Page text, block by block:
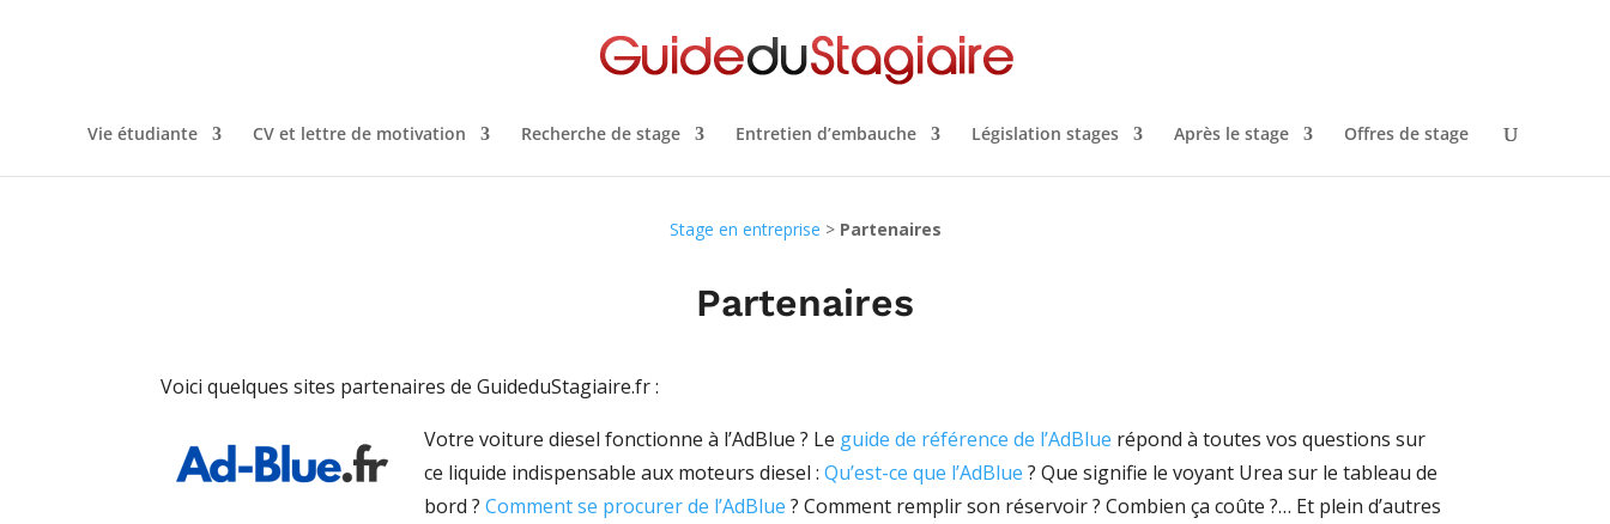
Vie étudiante CV et lettre de motivation Recherche de stage Entretien d’embauche Législation stages Après le stage Offres de stage
Stage en entreprise > Partenaires
Partenaires
Voici quelques sites partenaires de GuideduStagiaire.fr :
Votre voiture diesel fonctionne à l’AdBlue ? Le guide de référence de l’AdBlue répond à toutes vos questions sur
ce liquide indispensable aux moteurs diesel :Qu’est-ce que l’AdBlue ? Que signifie le voyant Urea sur le tableau de
bord ?Comment se procurer de l’AdBlue ? Comment remplir son réservoir ? Combien ça coûte ?… Et plein d’autres